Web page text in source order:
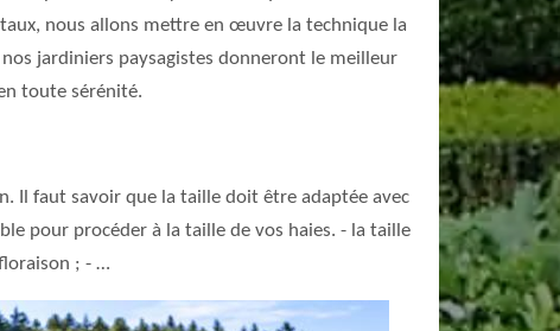
nous allons mettre en œuvre la technique la
jardiniers paysagistes donneront le meilleur
toute sérénité.
Il faut savoir que la taille doit être adaptée avec
pour procéder à la taille de vos haies. - la taille
; - …